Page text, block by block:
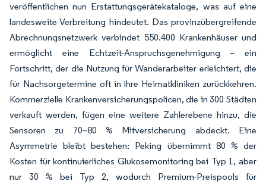
veröffentlichen nun Erstattungsgerätekataloge, was auf eine
landesweite Verbreitung hindeutet. Das provinzübergreifende
Abrechnungsnetzwerk verbindet 550.400 Krankenhäuser und
ermöglicht eine Echtzeit-Anspruchsgenehmigung – ein
Fortschritt, der die Nutzung für Wanderarbeiter erleichtert, die
für Nachsorgetermine oft in ihre Heimatkliniken zurückkehren.
Kommerzielle Krankenversicherungspolicen, die in 300 Städten
verkauft werden, fügen eine weitere Zahlerebene hinzu, die
Sensoren zu 70–80 % Mitversicherung abdeckt. Eine
Asymmetrie bleibt bestehen: Peking übernimmt 80 % der
Kosten für kontinuierliches Glukosemonitoring bei Typ 1, aber
nur 30 % bei Typ 2, wodurch Premium-Preispools für